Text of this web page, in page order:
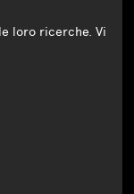
loro ricerche. Vi